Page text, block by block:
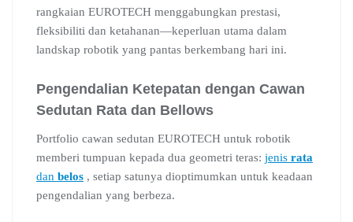
rangkaian EUROTECH menggabungkan prestasi,
fleksibiliti dan ketahanan—keperluan utama dalam
landskap robotik yang pantas berkembang hari ini.
Pengendalian Ketepatan dengan Cawan
Sedutan Rata dan Bellows
Portfolio cawan sedutan EUROTECH untuk robotik
memberi tumpuan kepada dua geometri teras: jenis rata
dan belos , setiap satunya dioptimumkan untuk keadaan
pengendalian yang berbeza.